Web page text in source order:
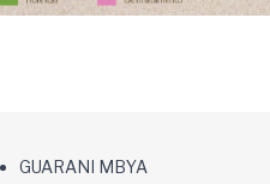
GUARANI MBYA